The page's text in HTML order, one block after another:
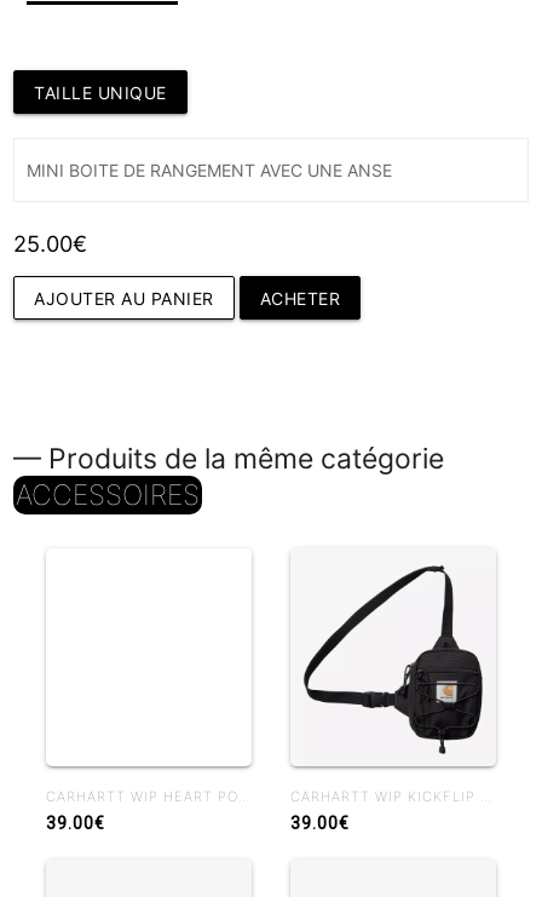
TAILLE UNIQUE
MINI BOITE DE RANGEMENT AVEC UNE ANSE
25.00€
AJOUTER AU PANIER ACHETER
— Produits de la même catégorie
ACCESSOIRES
CARHARTT WIP HEART POCKET MIRROR
39.00€
CARHARTT WIP KICKFLIP SHOULDER BAG BLACK
39.00€